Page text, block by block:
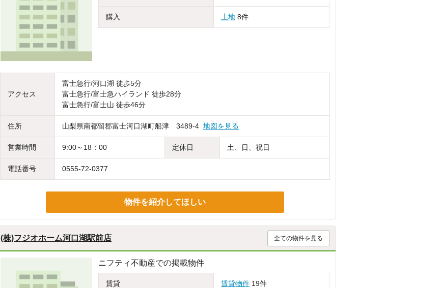
購入 土地 8件
アクセス
富士急行/河口湖 徒歩5分
富士急行/富士急ハイランド 徒歩28分
富士急行/富士山 徒歩46分
住所 山梨県南都留郡富士河口湖町船津 3489-4 地図を見る
営業時間 9:00～18：00 定休日 土、日、祝日
電話番号 0555-72-0377
物件を紹介してほしい
(株)フジオホーム河口湖駅前店 全ての物件を見る
ニフティ不動産での掲載物件
賃貸 賃貸物件 19件